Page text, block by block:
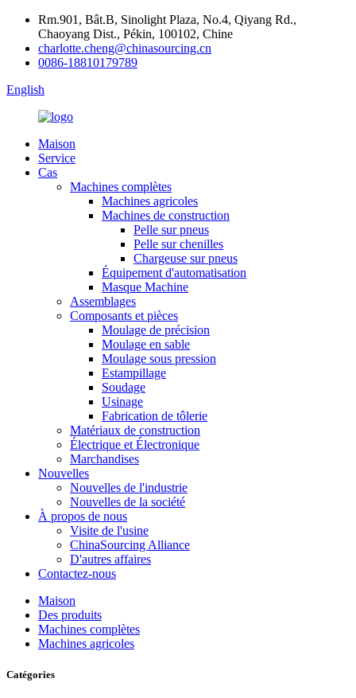
Rm.901, Bât.B, Sinolight Plaza, No.4, Qiyang Rd.,
Chaoyang Dist., Pékin, 100102, Chine
charlotte.cheng@chinasourcing.cn
0086-18810179789
English
Maison
Service
Cas
Machines complètes
Machines agricoles
Machines de construction
Pelle sur pneus
Pelle sur chenilles
Chargeuse sur pneus
Équipement d'automatisation
Masque Machine
Assemblages
Composants et pièces
Moulage de précision
Moulage en sable
Moulage sous pression
Estampillage
Soudage
Usinage
Fabrication de tôlerie
Matériaux de construction
Électrique et Électronique
Marchandises
Nouvelles
Nouvelles de l'industrie
Nouvelles de la société
À propos de nous
Visite de l'usine
ChinaSourcing Alliance
D'autres affaires
Contactez-nous
Maison
Des produits
Machines complètes
Machines agricoles
Catégories